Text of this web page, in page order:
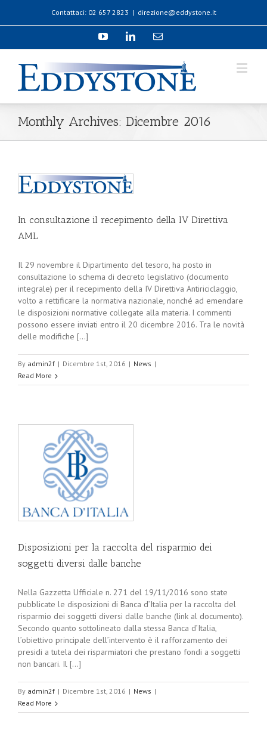
Contattaci: 02 657 2823 | direzione@eddystone.it
Monthly Archives: Dicembre 2016
In consultazione il recepimento della IV Direttiva
AML
Il 29 novembre il Dipartimento del tesoro, ha posto in
consultazione lo schema di decreto legislativo (documento
integrale) per il recepimento della IV Direttiva Antiriciclaggio,
volto a rettificare la normativa nazionale, nonché ad emendare
le disposizioni normative collegate alla materia. I commenti
possono essere inviati entro il 20 dicembre 2016. Tra le novità
delle modifiche [...]
By admin2f | Dicembre 1st, 2016 | News |
Read More
Disposizioni per la raccolta del risparmio dei
soggetti diversi dalle banche
Nella Gazzetta Ufficiale n. 271 del 19/11/2016 sono state
pubblicate le disposizioni di Banca d’Italia per la raccolta del
risparmio dei soggetti diversi dalle banche (link al documento).
Secondo quanto sottolineato dalla stessa Banca d’Italia,
l’obiettivo principale dell’intervento è il rafforzamento dei
presidi a tutela dei risparmiatori che prestano fondi a soggetti
non bancari. Il [...]
By admin2f | Dicembre 1st, 2016 | News |
Read More